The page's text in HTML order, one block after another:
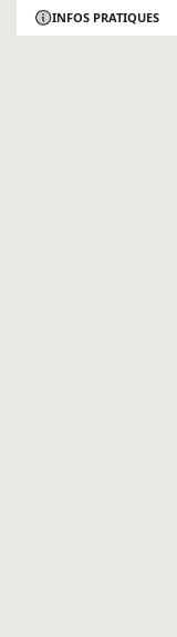
INFOS PRATIQUES